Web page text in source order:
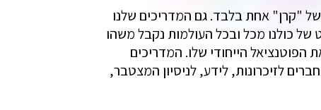
"קרן" אחת בלבד. גם המדריכים שלנו
של כולנו מכל ובכל העולמות נקבל משהו
הפוטנציאל הייחודי שלו. המדריכים
לזיכרונות, לידע, לניסיון המצטבר,